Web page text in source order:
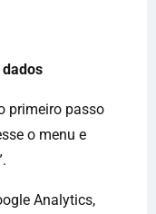
primeiro passo
o menu e
Analytics,